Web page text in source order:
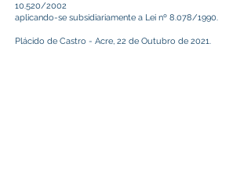
10.520/2002
aplicando-se subsidiariamente a Lei nº 8.078/1990.
Plácido de Castro - Acre, 22 de Outubro de 2021.